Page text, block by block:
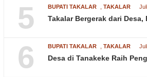
5 BUPATI TAKALAR TAKALAR
Takalar Bergerak dari
6 BUPATI TAKALAR TAKALAR
Desa di Tanakeke Raih